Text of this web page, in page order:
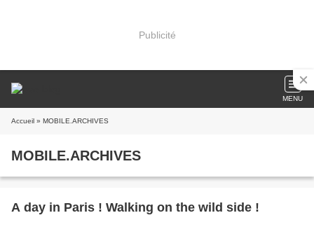
Publicité
MENU
Accueil » MOBILE.ARCHIVES
MOBILE.ARCHIVES
A day in Paris ! Walking on the wild side !